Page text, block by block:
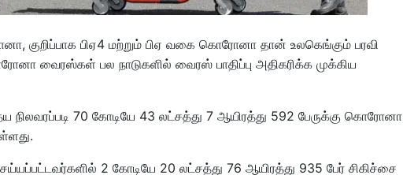
குறிப்பாக பிஏ4 மற்றும் பிஏ வகை கொரோனா தான் உலகெங்கும் பரவி
வைரஸ்கள் பல நாடுகளில் வைரஸ் பாதிப்பு அதிகரிக்க முக்கிய
நிலவரப்படி 70 கோடியே 43 லட்சத்து 7 ஆயிரத்து 592 பேருக்கு கொரோனா
2 கோடியே 20 லட்சத்து 76 ஆயிரத்து 935 பேர் சிகிச்சை